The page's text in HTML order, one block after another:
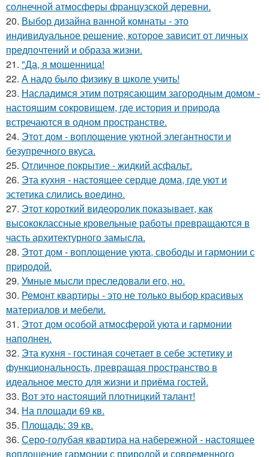
солнечной атмосферы французской деревни.
20. Выбор дизайна ванной комнаты - это
индивидуальное решение, которое зависит от личных
предпочтений и образа жизни.
21. "Да, я мошенница!
22. А надо было физику в школе учить!
23. Насладимся этим потрясающим загородным домом -
настоящим сокровищем, где история и природа
встречаются в одном пространстве.
24. Этот дом - воплощение уютной элегантности и
безупречного вкуса.
25. Отличное покрытие - жидкий асфальт.
26. Эта кухня - настоящее сердце дома, где уют и
эстетика слились воедино.
27. Этот короткий видеоролик показывает, как
высококлассные кровельные работы превращаются в
часть архитектурного замысла.
28. Этот дом - воплощение уюта, свободы и гармонии с
природой.
29. Умные мысли преследовали его, но.
30. Ремонт квартиры - это не только выбор красивых
материалов и мебели.
31. Этот дом особой атмосферой уюта и гармонии
наполнен.
32. Эта кухня - гостиная сочетает в себе эстетику и
функциональность, превращая пространство в
идеальное место для жизни и приёма гостей.
33. Вот это настоящий плотницкий талант!
34. На площади 69 кв.
35. Площадь: 39 кв.
36. Серо-голубая квартира на набережной - настоящее
воплощение гармонии с природой и современного